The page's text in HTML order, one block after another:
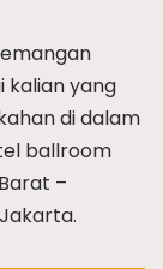
kalian yang
di dalam
ballroom
–